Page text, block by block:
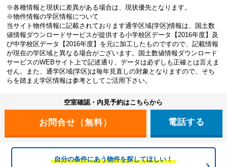
※各種情報と現状に差異がある場合は、現状優先となります。
※物件情報の学区情報について
当サイト物件情報に記載されております通学区域(学区)情報は、国土数
値情報ダウンロードサービスが提供する小学校区データ【2016年度】及
び中学校区データ【2016年度】を元に加工したものですので、記載情報
が現在の学区域と異なる場合がございます。国土数値情報ダウンロード
サービスのWEBサイト上で記述通り、データは必ずしも正確とは言えま
せん。また、通学区域(学区)は毎年見直しの対象となりますので、そち
らを踏まえ学区情報は参考としてご活用下さい。
空室確認・内見予約はこちらから
電話する
自分の条件にあう物件を探してほしい！